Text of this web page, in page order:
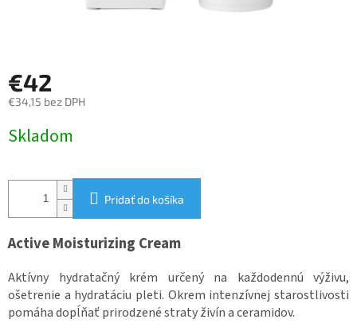
€42
€34,15 bez DPH
cena:
Skladom
Pridať do košíka
Active Moisturizing Cream
Aktívny hydratačný krém určený na každodennú výživu,
ošetrenie a hydratáciu pleti. Okrem intenzívnej starostlivosti
pomáha dopĺňať prirodzené straty živín a ceramidov.